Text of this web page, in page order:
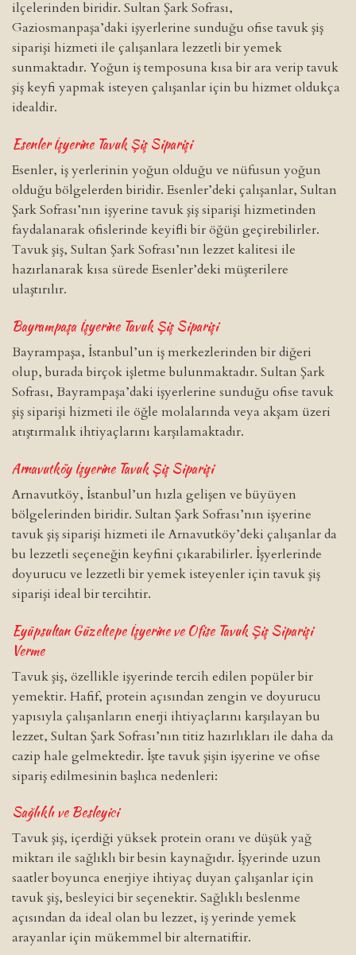
ilçelerinden biridir. Sultan Şark Sofrası,
Gaziosmanpaşa’daki işyerlerine sunduğu ofise tavuk şiş
siparişi hizmeti ile çalışanlara lezzetli bir yemek
sunmaktadır. Yoğun iş temposuna kısa bir ara verip tavuk
şiş keyfi yapmak isteyen çalışanlar için bu hizmet oldukça
idealdir.
Esenlerİşyerine Tavuk Şiş Siparişi
Esenler, iş yerlerinin yoğun olduğu ve nüfusun yoğun
olduğu bölgelerden biridir. Esenler’deki çalışanlar, Sultan
Şark Sofrası’nın işyerine tavuk şiş siparişi hizmetinden
faydalanarak ofislerinde keyifli bir öğün geçirebilirler.
Tavuk şiş, Sultan Şark Sofrası’nın lezzet kalitesi ile
hazırlanarak kısa sürede Esenler’deki müşterilere
ulaştırılır.
Bayrampaşa İşyerine Tavuk Şiş Siparişi
Bayrampaşa, İstanbul’un iş merkezlerinden bir diğeri
olup, burada birçok işletme bulunmaktadır. Sultan Şark
Sofrası, Bayrampaşa’daki işyerlerine sunduğu ofise tavuk
şiş siparişi hizmeti ile öğle molalarında veya akşam üzeri
atıştırmalık ihtiyaçlarını karşılamaktadır.
Arnavutköy İşyerine Tavuk Şiş Siparişi
Arnavutköy, İstanbul’un hızla gelişen ve büyüyen
bölgelerinden biridir. Sultan Şark Sofrası’nın işyerine
tavuk şiş siparişi hizmeti ile Arnavutköy’deki çalışanlar da
bu lezzetli seçeneğin keyfini çıkarabilirler. İşyerlerinde
doyurucu ve lezzetli bir yemek isteyenler için tavuk şiş
siparişi ideal bir tercihtir.
Eyüpsultan Güzeltepe İşyerine ve Ofise Tavuk Şiş Siparişi
Verme
Tavuk şiş, özellikle işyerinde tercih edilen popüler bir
yemektir. Hafif, protein açısından zengin ve doyurucu
yapısıyla çalışanların enerji ihtiyaçlarını karşılayan bu
lezzet, Sultan Şark Sofrası’nın titiz hazırlıkları ile daha da
cazip hale gelmektedir. İşte tavuk şişin işyerine ve ofise
sipariş edilmesinin başlıca nedenleri:
Sağlıklı ve Besleyici
Tavuk şiş, içerdiği yüksek protein oranı ve düşük yağ
miktarı ile sağlıklı bir besin kaynağıdır. İşyerinde uzun
saatler boyunca enerjiye ihtiyaç duyan çalışanlar için
tavuk şiş, besleyici bir seçenektir. Sağlıklı beslenme
açısından da ideal olan bu lezzet, iş yerinde yemek
arayanlar için mükemmel bir alternatiftir.